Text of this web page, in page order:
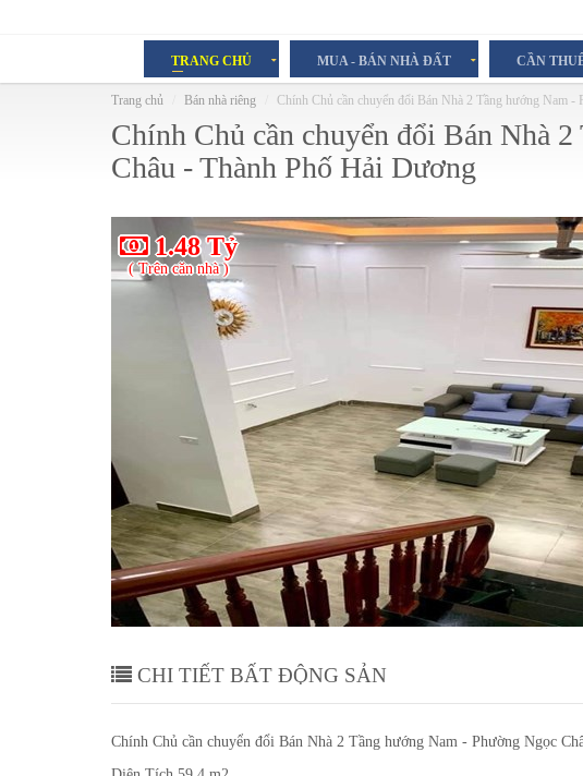
TRANG CHỦ MUA - BÁN NHÀ ĐẤT CẦN
Trang chủ Bán nhà riêng Chính Chủ cần chuyển đổi Bán Nhà 2 Tầng hướng Nam
Chính Chủ cần chuyển đổi Bán Nhà
Châu - Thành Phố Hải Dương
Chính Chủ cần chuyển đổi Bán Nhà 2
Nam - Phường Ngọc Châu - Thành Phố
1.48 Tỷ
( Trên căn nhà )
CHI TIẾT BẤT ĐỘNG SẢN
Chính Chủ cần chuyển đổi Bán Nhà 2 Tầng hướng Nam - Phường Ngọc